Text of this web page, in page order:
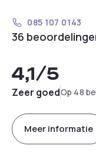
085 107 0143
36
4,1/5
Zeer goedOp 48
Meer informatie